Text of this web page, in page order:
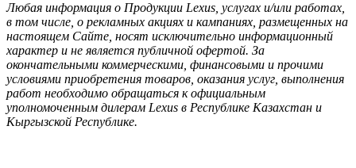
Любая информация о Продукции Lexus, услугах и/или работах,
в том числе, о рекламных акциях и кампаниях, размещенных на
настоящем Cайте, носят исключительно информационный
характер и не является публичной офертой. За
окончательными коммерческими, финансовыми и прочими
условиями приобретения товаров, оказания услуг, выполнения
работ необходимо обращаться к официальным
уполномоченным дилерам Lexus в Республике Казахстан и
Кыргызской Республике.